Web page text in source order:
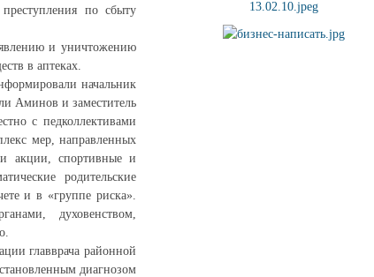
по сбыту
и уничтожению
в аптеках.
начальник
Аминов и заместитель
с педколлективами
мер, направленных
и акции, спортивные и
родительские
и в «группе риска».
духовенством,
главврача районной
диагнозом